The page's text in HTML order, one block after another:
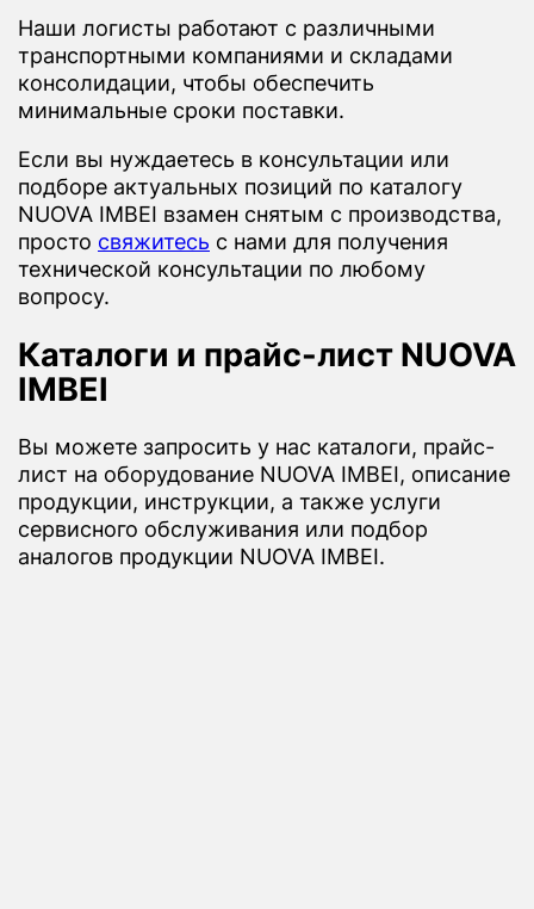
Наши логисты работают с различными
транспортными компаниями и складами
консолидации, чтобы обеспечить
минимальные сроки поставки.
Если вы нуждаетесь в консультации или
подборе актуальных позиций по каталогу
NUOVA IMBEI взамен снятым с производства,
просто свяжитесь с нами для получения
технической консультации по любому
вопросу.
Каталоги и прайс-лист NUOVA
IMBEI
Вы можете запросить у нас каталоги, прайс-
лист на оборудование NUOVA IMBEI, описание
продукции, инструкции, а также услуги
сервисного обслуживания или подбор
аналогов продукции NUOVA IMBEI.